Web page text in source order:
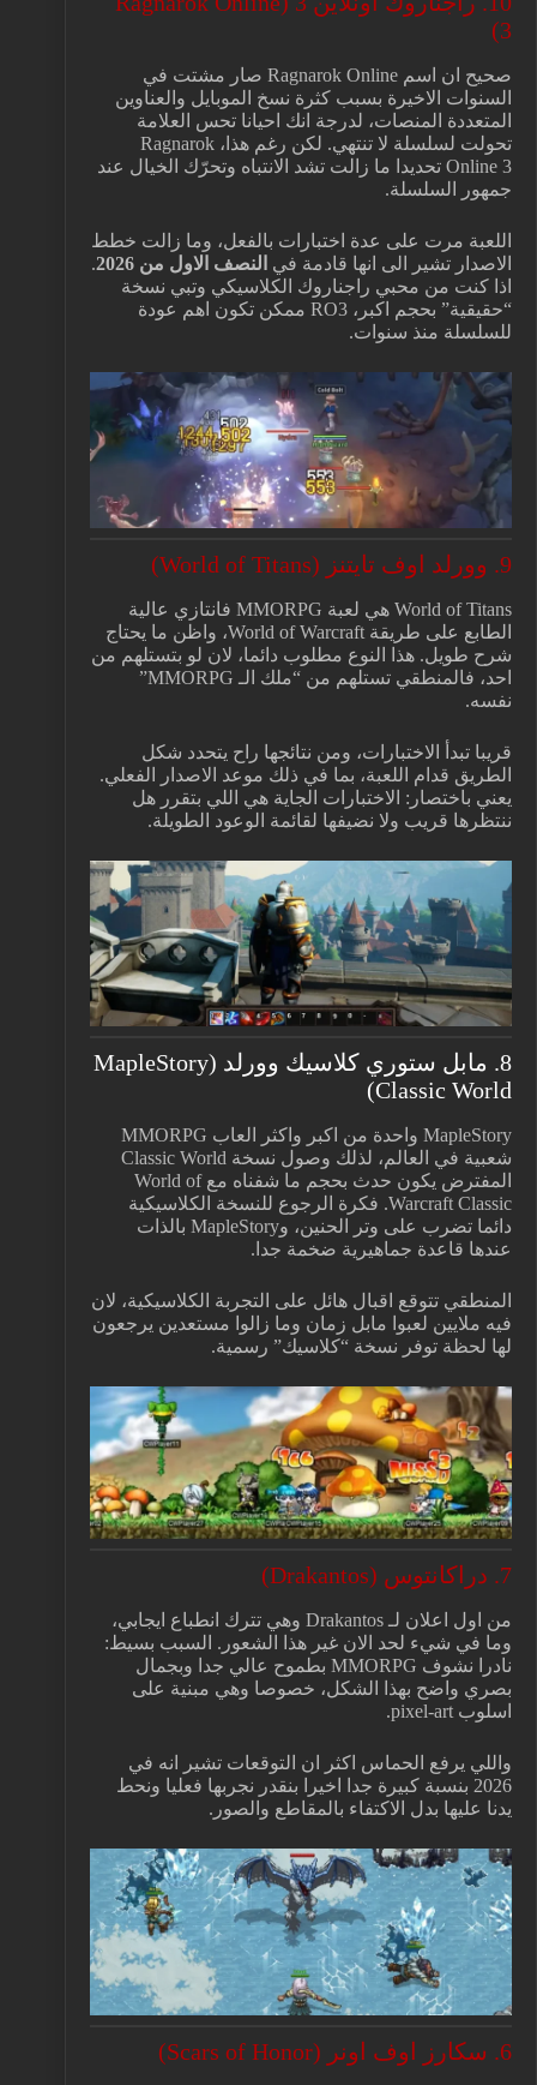
3)
صحيح ان اسم Ragnarok Online صار مشتت في
السنوات الاخيرة بسبب كثرة نسخ الموبايل والعناوين
المتعددة المنصات، لدرجة انك احيانا تحس العلامة
تحولت لسلسلة لا تنتهي. لكن رغم هذا، Ragnarok
Online 3 تحديدا ما زالت تشد الانتباه وتحرّك الخيال عند
جمهور السلسلة.
اللعبة مرت على عدة اختبارات بالفعل، وما زالت خطط
الاصدار تشير الى انها قادمة في النصف الاول من 2026
.
اذا كنت من محبي راجناروك الكلاسيكي وتبي نسخة
“حقيقية” بحجم اكبر، RO3 ممكن تكون اهم عودة
للسلسلة منذ سنوات.
9. وورلد اوف تايتنز (World of Titans)
World of Titans هي لعبة MMORPG فانتازي عالية
الطابع على طريقة World of Warcraft، واظن ما يحتاج
شرح طويل. هذا النوع مطلوب دائما، لان لو بتستلهم من
احد، فالمنطقي تستلهم من “ملك الـ MMORPG”
نفسه.
قريبا تبدأ الاختبارات، ومن نتائجها راح يتحدد شكل
الطريق قدام اللعبة، بما في ذلك موعد الاصدار الفعلي.
يعني باختصار: الاختبارات الجاية هي اللي بتقرر هل
ننتظرها قريب ولا نضيفها لقائمة الوعود الطويلة.
8. مابل ستوري كلاسيك وورلد (MapleStory
Classic World)
MapleStory واحدة من اكبر واكثر العاب MMORPG
شعبية في العالم، لذلك وصول نسخة Classic World
المفترض يكون حدث بحجم ما شفناه مع World of
Warcraft Classic. فكرة الرجوع للنسخة الكلاسيكية
دائما تضرب على وتر الحنين، وMapleStory بالذات
عندها قاعدة جماهيرية ضخمة جدا.
المنطقي تتوقع اقبال هائل على التجربة الكلاسيكية، لان
فيه ملايين لعبوا مابل زمان وما زالوا مستعدين يرجعون
لها لحظة توفر نسخة “كلاسيك” رسمية.
7. دراكانتوس (Drakantos)
من اول اعلان لـ Drakantos وهي تترك انطباع ايجابي،
وما في شيء لحد الان غير هذا الشعور. السبب بسيط:
نادرا نشوف MMORPG بطموح عالي جدا وبجمال
بصري واضح بهذا الشكل، خصوصا وهي مبنية على
اسلوب pixel-art.
واللي يرفع الحماس اكثر ان التوقعات تشير انه في
2026 بنسبة كبيرة جدا اخيرا بنقدر نجربها فعليا ونحط
يدنا عليها بدل الاكتفاء بالمقاطع والصور.
6. سكارز اوف اونر (Scars of Honor)